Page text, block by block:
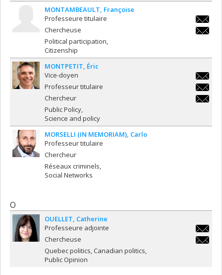
MONTAMBEAULT Françoise
Professeure titulaire
Chercheuse
Political participation
Citizenship
MONTPETIT Éric
Vice-doyen
Professeur titulaire
Chercheur
Public Policy
Science and policy
MORSELLI (IN MEMORIAM) Carlo
Professeur titulaire
Chercheur
Réseaux criminels
Social Networks
O
OUELLET Catherine
Professeure adjointe
Chercheuse
Quebec politics, Canadian politics
Public Opinion